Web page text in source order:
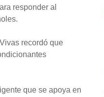
responder al
recordó que
que se apoya en